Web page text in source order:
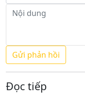
Đọc tiếp